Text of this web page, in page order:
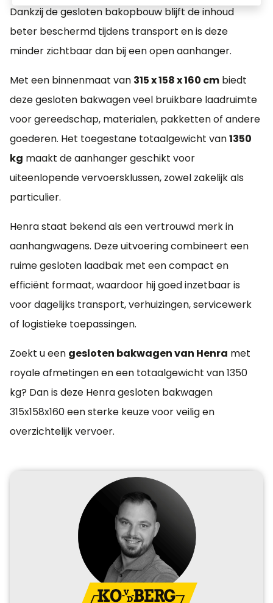
Dankzij de gesloten bakopbouw blijft de inhoud
beter beschermd tijdens transport en is deze
minder zichtbaar dan bij een open aanhanger.
Met een binnenmaat van 315 x 158 x 160 cm biedt
deze gesloten bakwagen veel bruikbare laadruimte
voor gereedschap, materialen, pakketten of andere
goederen. Het toegestane totaalgewicht van1350
kg maakt de aanhanger geschikt voor
uiteenlopende vervoersklussen, zowel zakelijk als
particulier.
Henra staat bekend als een vertrouwd merk in
aanhangwagens. Deze uitvoering combineert een
ruime gesloten laadbak met een compact en
efficiënt formaat, waardoor hij goed inzetbaar is
voor dagelijks transport, verhuizingen, servicewerk
of logistieke toepassingen.
Zoekt u een gesloten bakwagen van Henra met
royale afmetingen en een totaalgewicht van 1350
kg? Dan is deze Henra gesloten bakwagen
315x158x160 een sterke keuze voor veilig en
overzichtelijk vervoer.